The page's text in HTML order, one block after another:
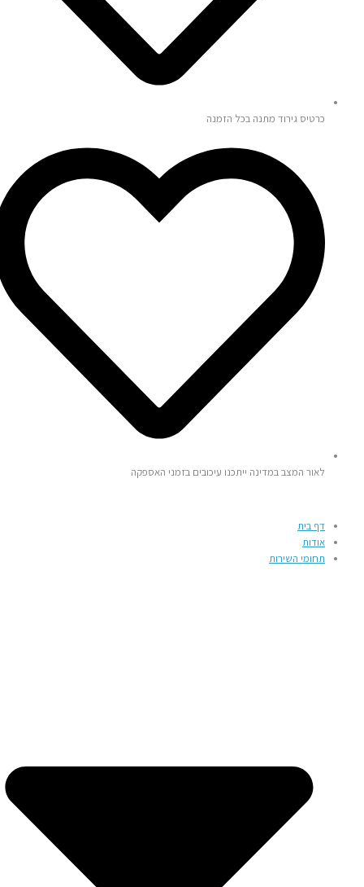
כרטיס גירוד מתנה בכל הזמנה
לאור המצב במדינה ייתכנו עיכובים בזמני האספקה
דף בית
אודות
תחומי השירות